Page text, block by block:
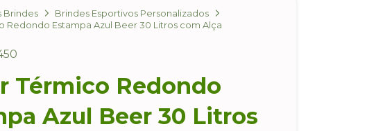
Brindes
Brindes Esportivos Personalizados
Redondo Estampa Azul Beer 30 Litros com Alça
Térmico Redondo
Azul Beer 30 Litros